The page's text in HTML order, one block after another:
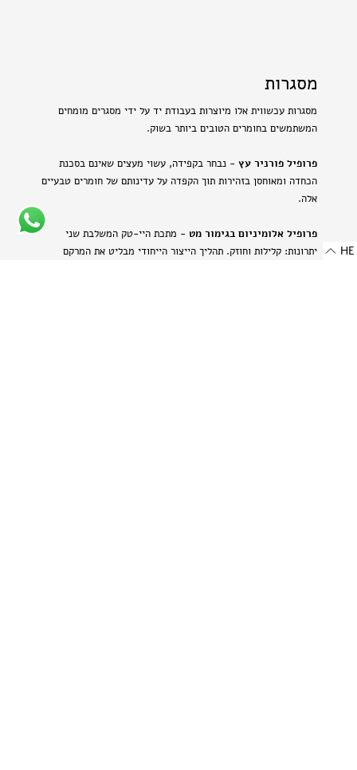
מסגרות
מסגרות עכשווית אלו מיוצרות בעבודת יד על ידי מסגרים מומחים
המשתמשים בחומרים הטובים ביותר בשוק.
פרופיל פורניר עץ - נבחר בקפידה, עשוי מעצים שאינם בסכנת
הכחדה ומאוחסן בזהירות תוך הקפדה על עדינותם של חומרים טבעיים
אלה.
פרופיל אלומיניום בגימור מט - מתכת היי-טק המשלבת שני
יתרונות: קלילות וחוזק. תהליך הייצור הייחודי מבליט את המרקם
HE